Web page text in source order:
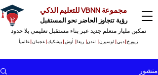
مجموعة VBNN للتعليم الذكي
رؤية تتجاوز الحاضر نحو المستقبل
تمكين مليار متعلم جديد عبر بناء مستقبل تعليمي بلا حدود
زيورخ دبي لوسيرن لندن ريغا أوش بيشكيك عجمان |عالمياً
منشور